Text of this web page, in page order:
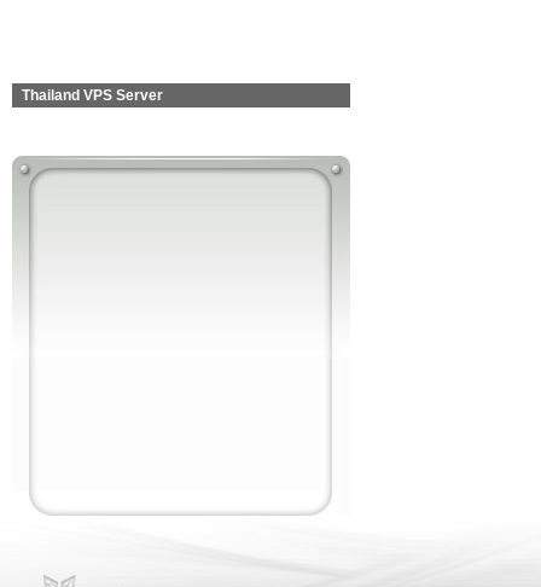
Thailand VPS Server